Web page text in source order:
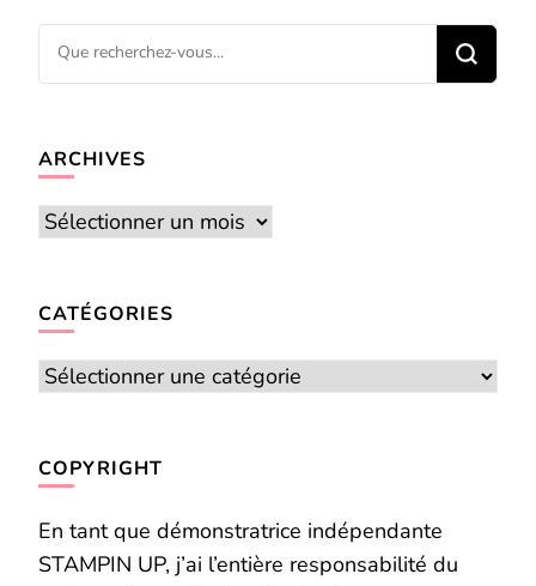
Vous
recherchiez
ARCHIVES
Archives
CATÉGORIES
Catégories
COPYRIGHT
En tant que démonstratrice indépendante
STAMPIN UP, j’ai l’entière responsabilité du